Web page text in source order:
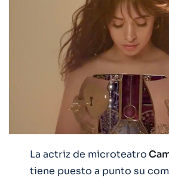
La actriz de microteatro
tiene puesto a punto su